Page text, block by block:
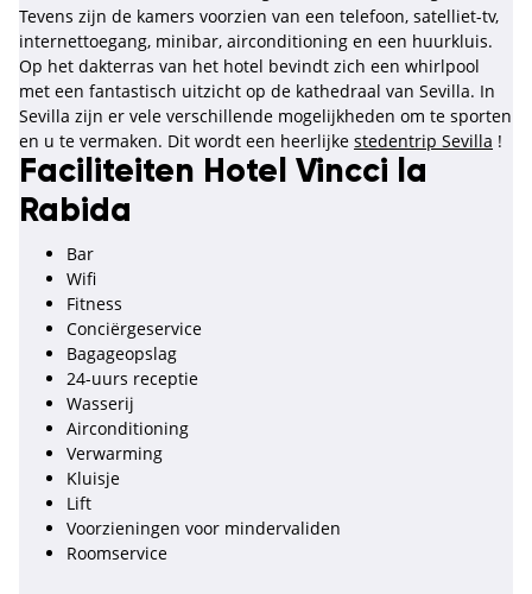
Tevens zijn de kamers voorzien van een telefoon, satelliet-tv,
internettoegang, minibar, airconditioning en een huurkluis.
Op het dakterras van het hotel bevindt zich een whirlpool
met een fantastisch uitzicht op de kathedraal van Sevilla. In
Sevilla zijn er vele verschillende mogelijkheden om te sporten
en u te vermaken. Dit wordt een heerlijke stedentrip Sevilla !
Faciliteiten Hotel Vincci la
Rabida
Bar
Wifi
Fitness
Conciërgeservice
Bagageopslag
24-uurs receptie
Wasserij
Airconditioning
Verwarming
Kluisje
Lift
Voorzieningen voor mindervaliden
Roomservice